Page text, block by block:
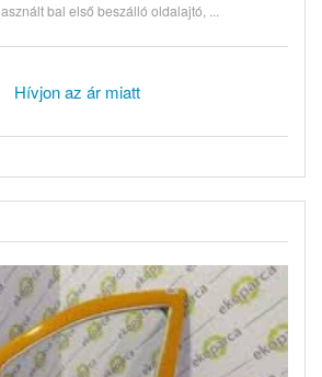
bal első beszálló oldalajtó, ...
Hívjon az ár miatt